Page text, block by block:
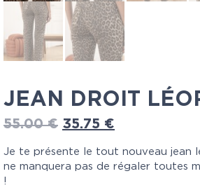
JEAN DROIT
55.00€ 35.75 €
Je te présente le tout nouveau jean
ne manquera pas de régaler toutes
!